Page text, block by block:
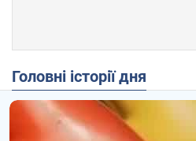
Головні історії дня